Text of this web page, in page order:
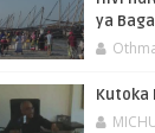
ya
Kutoka